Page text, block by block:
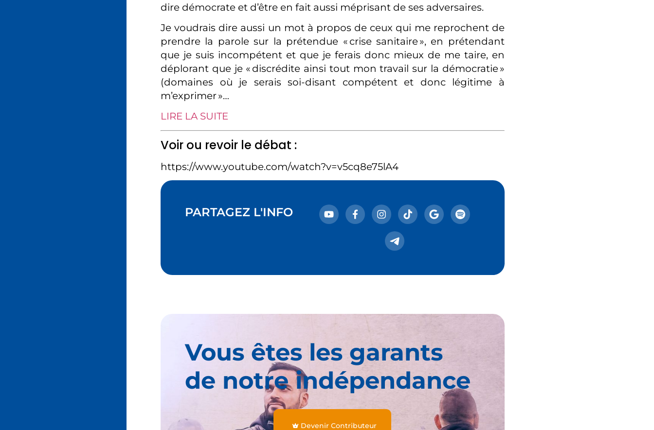
dire démocrate et d’être en fait aussi méprisant de ses adversaires.
Je voudrais dire aussi un mot à propos de ceux qui me reprochent de
prendre la parole sur la prétendue « crise sanitaire », en prétendant
que je suis incompétent et que je ferais donc mieux de me taire, en
déplorant que je « discrédite ainsi tout mon travail sur la démocratie »
(domaines où je serais soi-disant compétent et donc légitime à
m’exprimer »…
LIRE LA SUITE
Voir ou revoir le débat :
https://www.youtube.com/watch?v=v5cq8e75lA4
PARTAGEZ L'INFO
Vous êtes les garants
de notre indépendance
Devenir Contributeur